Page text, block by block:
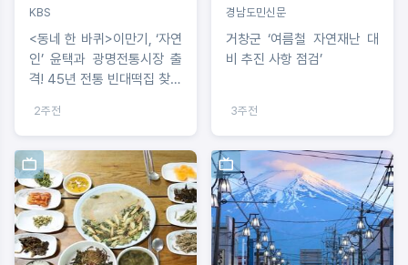
KBS
<동네 한 바퀴>이만기, ‘자연
인’ 윤택과 광명전통시장 출
격! 45년 전통 빈대떡집 찾는
2주전
경남도민신문
거창군 ‘여름철 자연재난 대
비 추진 사항 점검’
3주전